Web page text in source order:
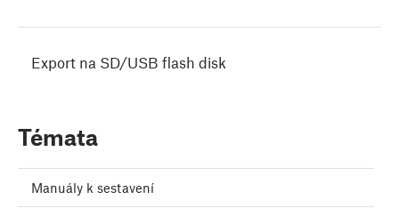
Export na SD/USB flash disk
Témata
Manuály k sestavení